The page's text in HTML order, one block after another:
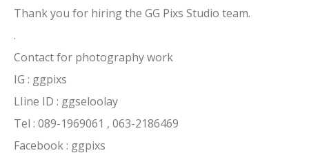
Thank you for hiring the GG Pixs Studio team.
.
Contact for photography work
IG : ggpixs
LIine ID : ggseloolay
Tel : 089-1969061 , 063-2186469
Facebook : ggpixs